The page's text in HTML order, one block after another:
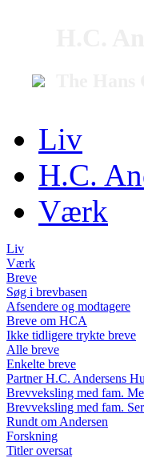
Liv
H.C.
Værk
Liv
Værk
Breve
Søg i brevbasen
Afsendere og modtagere
Breve om HCA
Ikke tidligere trykte breve
Alle breve
Enkelte breve
Partner H.C. Andersens
Brevveksling med fam.
Brevveksling med fam.
Rundt om Andersen
Forskning
Titler oversat